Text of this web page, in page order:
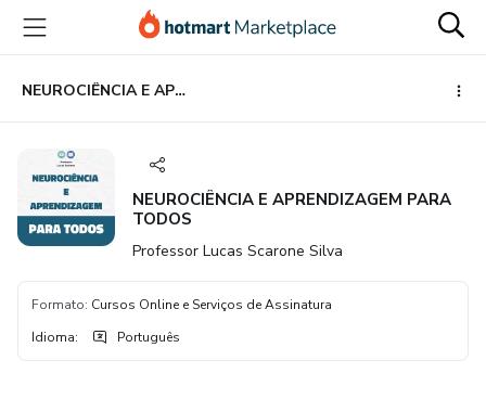
para
conteúdo
principal
para
pagamento
para
rodapé
NEUROCIÊNCIA E APRENDIZAGEM PARA TODOS
NEUROCIÊNCIA E APRENDIZAGEM PARA
TODOS
Professor Lucas Scarone Silva
Formato: Cursos Online e Serviços de Assinatura
Idioma: Português